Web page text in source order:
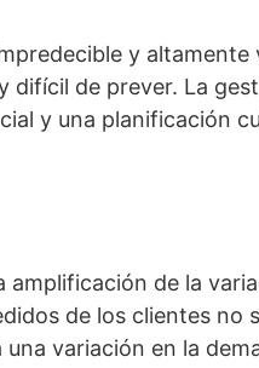
y altamente
difícil de prever. La
y una planificación
de la
de los clientes no
variación en la